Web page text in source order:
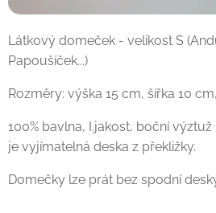
Látkový domeček - velikost S
Papoušíček...)
Rozměry: výška 15 cm, šířka 10
100% bavlna, I.jakost, boční
je vyjímatelná deska z překližky.
Domečky lze prát bez spodní